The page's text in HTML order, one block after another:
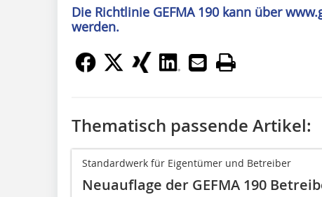
Die Richtlinie GEFMA 190 kann über
werden.
Thematisch passende Artikel:
Standardwerk für Eigentümer und Betreiber
Neuauflage der GEFMA 190